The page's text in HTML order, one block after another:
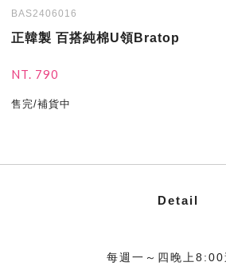
BAS2406016
正韓製 百搭純棉U領Bratop
NT. 790
售完/補貨中
Detail
每週一～四晚上8:00